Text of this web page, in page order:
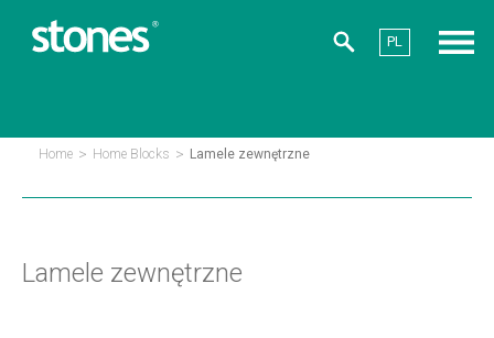
PL
Home > Home Blocks > Lamele zewnętrzne
Lamele zewnętrzne